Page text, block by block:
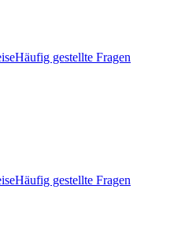
Häufig gestellte Fragen
Häufig gestellte Fragen